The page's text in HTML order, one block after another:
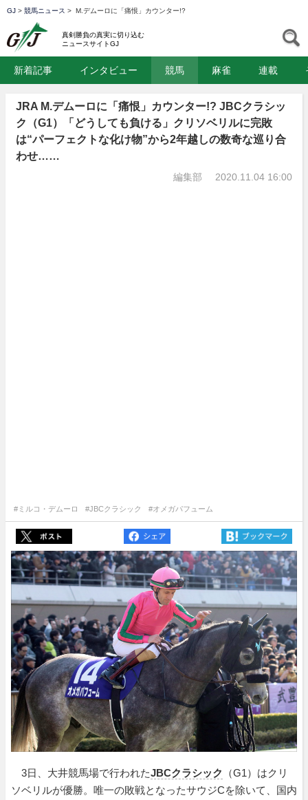
GJ > 競馬ニュース > M.デムーロに「痛恨」カウンター!?
真剣勝負の真実に切り込む
ニュースサイトGJ
新着記事 インタビュー 競馬 麻雀 連載
JRA M.デムーロに「痛恨」カウンター!? JBCクラシッ
ク（G1）「どうしても負ける」クリソベリルに完敗
は“パーフェクトな化け物”から2年越しの数奇な巡り合
わせ……
編集部 2020.11.04 16:00
#ミルコ・デムーロ #JBCクラシック #オメガパフューム
3日、大井競馬場で行われたJBCクラシック
（G1）はクリ
ソベリルが優勝。唯一の敗戦となったサウジCを除いて、国内